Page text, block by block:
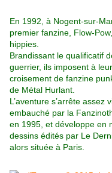
En 1992, à Nogent-sur-
premier fanzine, Flow-
hippies.
Brandissant le qualificatif
guerrier, ils imposent à
croisement de fanzine
de Métal Hurlant.
L’aventure s’arrête assez
embauché par la
en 1995, et développe en
dessins édités par Le
alors située à Paris.